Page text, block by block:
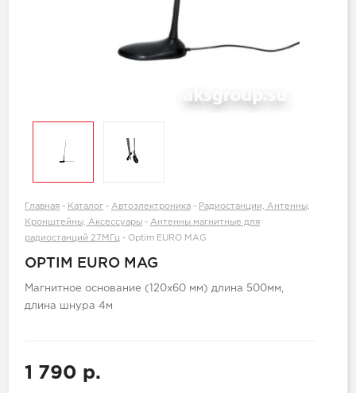
Главная - Каталог - Автоэлектроника - Радиостанции, Антенны,
Кронштейны, Аксессуары - Антенны магнитные для
радиостанций 27МГц - Optim EURO MAG
OPTIM EURO MAG
Магнитное основание (120х60 мм) длина 500мм,
длина шнура 4м
1 790 р.